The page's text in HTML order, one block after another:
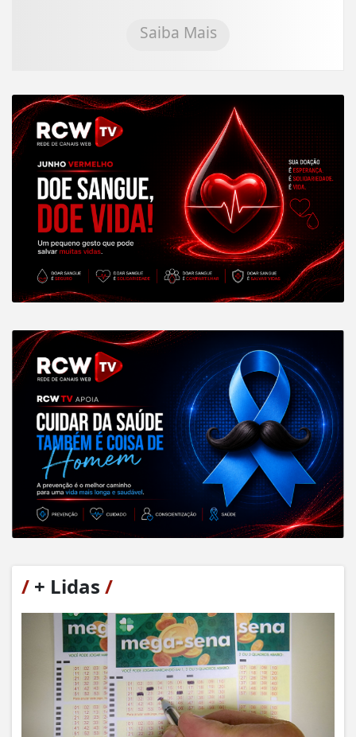
Saiba Mais
/ + Lidas /